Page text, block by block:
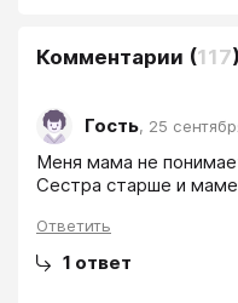
Комментарии (117
Гость, 25
Меня мама не
Сестра старше и
Ответить
1 ответ